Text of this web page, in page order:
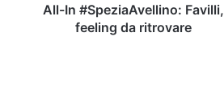
All-In #SpeziaAvellino: Favilli,
feeling da ritrovare